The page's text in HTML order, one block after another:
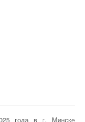
года в г. Минске